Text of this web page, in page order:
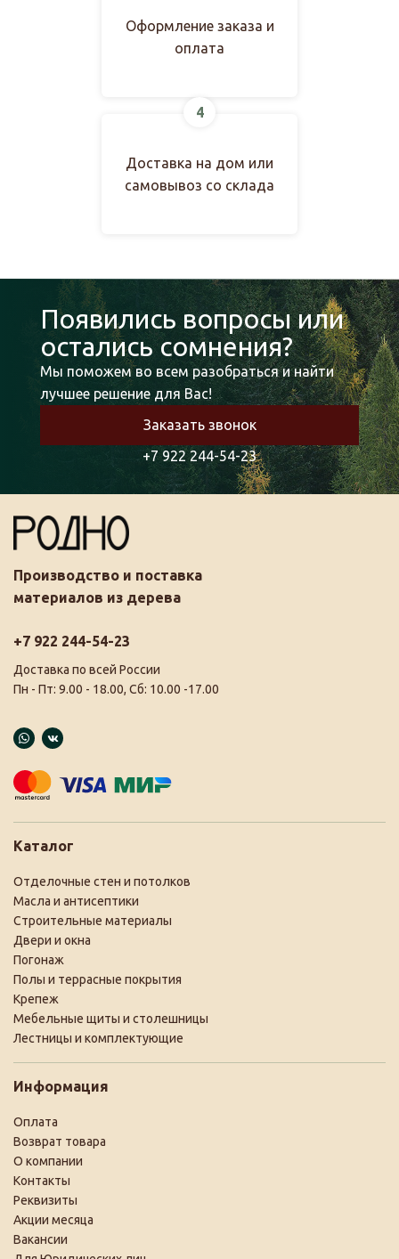
Оформление заказа и
оплата
4
Доставка на дом или
самовывоз со склада
Появились вопросы или
остались сомнения?
Мы поможем во всем разобраться и найти
лучшее решение для Вас!
Заказать звонок
+7 922 244-54-23
Производство и поставка
материалов из дерева
+7 922 244-54-23
Доставка по всей России
Пн - Пт: 9.00 - 18.00, Сб: 10.00 -17.00
Каталог
Отделочные стен и потолков
Масла и антисептики
Строительные материалы
Двери и окна
Погонаж
Полы и террасные покрытия
Крепеж
Мебельные щиты и столешницы
Лестницы и комплектующие
Информация
Оплата
Возврат товара
О компании
Контакты
Реквизиты
Акции месяца
Вакансии